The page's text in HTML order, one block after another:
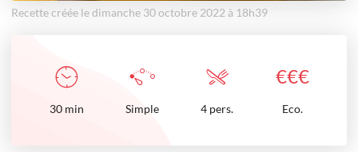
Recette créée le dimanche 30 octobre 2022 à 18h39
€€€
30 min Simple 4 pers. Eco.